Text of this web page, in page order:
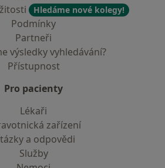
Hledáme nové kolegy!
Podmínky
Partneři
výsledky vyhledávání?
Přístupnost
Pro pacienty
Lékaři
zařízení
a odpovědi
Služby